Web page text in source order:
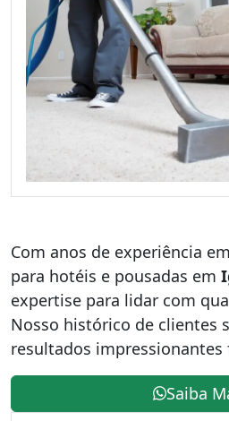
Com anos de experiência
para hotéis e pousadas em
expertise para lidar com
Nosso histórico de clientes
resultados impressionantes
Saiba